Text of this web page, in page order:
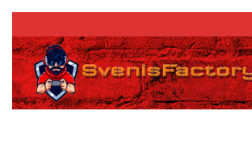
Zum
Inhalt
springen